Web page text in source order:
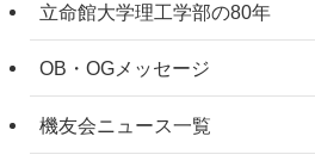
立命館大学理工学部の80年
OB・OGメッセージ
機友会ニュース一覧